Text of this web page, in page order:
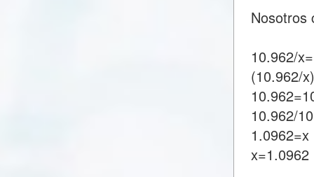
Nosotros
10.962/
(10.962/
10.962/
1.0962=x
x=1.0962